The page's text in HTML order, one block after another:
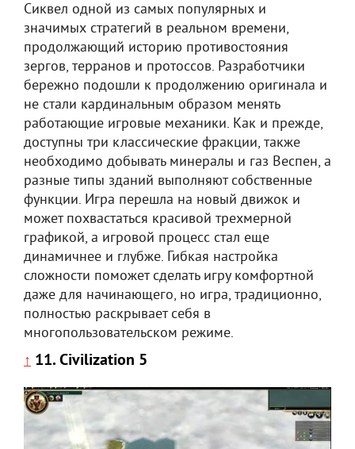
Сиквел одной из самых популярных и
значимых стратегий в реальном времени,
продолжающий историю противостояния
зергов, терранов и протоссов. Разработчики
бережно подошли к продолжению оригинала и
не стали кардинальным образом менять
работающие игровые механики. Как и прежде,
доступны три классические фракции, также
необходимо добывать минералы и газ Веспен, а
разные типы зданий выполняют собственные
функции. Игра перешла на новый движок и
может похвастаться красивой трехмерной
графикой, а игровой процесс стал еще
динамичнее и глубже. Гибкая настройка
сложности поможет сделать игру комфортной
даже для начинающего, но игра, традиционно,
полностью раскрывает себя в
многопользовательском режиме.
↑ 11. Civilization 5